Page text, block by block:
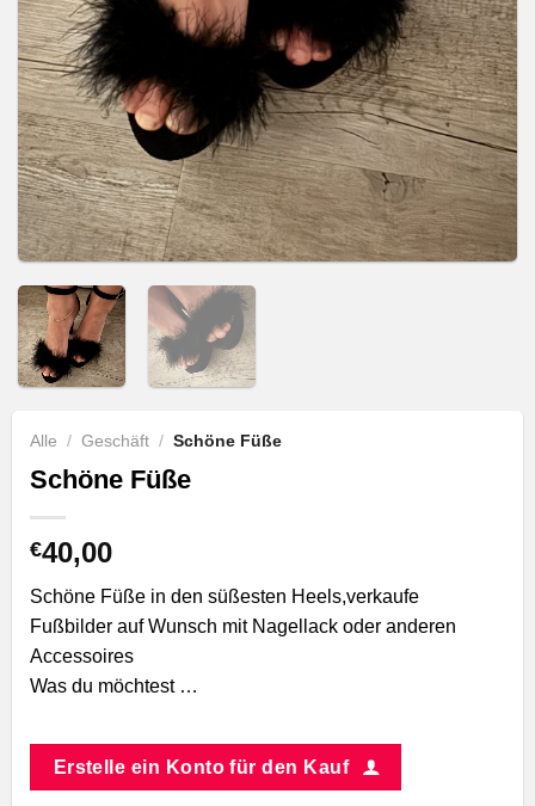
Alle / Geschäft / Schöne Füße
Schöne Füße
€40,00
Schöne Füße in den süßesten Heels,verkaufe
Fußbilder auf Wunsch mit Nagellack oder anderen
Accessoires
Was du möchtest …
Erstelle ein Konto für den Kauf